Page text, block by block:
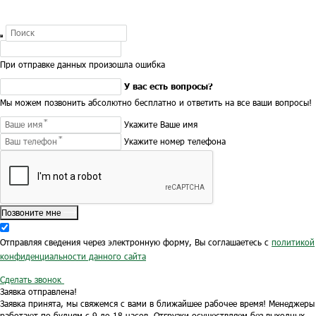
При отправке данных произошла ошибка
У вас есть вопросы?
Мы можем позвонить абсолютно бесплатно и ответить на все ваши вопросы!
Укажите Ваше имя
Укажите номер телефона
Позвоните мне
Отправляя сведения через электронную форму, Вы соглашаетесь с политикой
конфиденциальности данного сайта
Сделать звонок
Заявка отправлена!
Заявка принята, мы свяжемся с вами в ближайшее рабочее время! Менеджеры